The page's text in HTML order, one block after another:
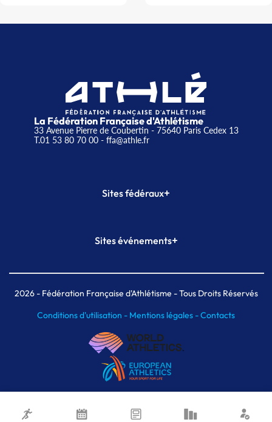
La Fédération Française d'Athlétisme
33 Avenue Pierre de Coubertin - 75640 Paris Cedex 13
T.01 53 80 70 00- ffa@athle.fr
Sites fédéraux+
Plateforme Formation
Sites événements+
Meeting de Paris indoor
MAIF Ekiden de Paris
2026- Fédération Française d'Athlétisme - Tous Droits Réservés
Conditions d'utilisation - Mentions légales -Contacts